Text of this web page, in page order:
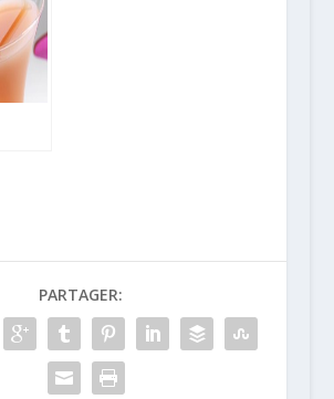
PARTAGER: